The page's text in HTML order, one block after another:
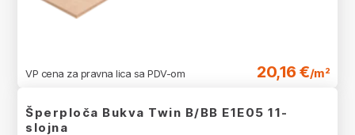
VP cena za pravna lica sa PDV-om 20,16 €/m²
Šperploča Bukva Twin B/BB E1E05 11-
slojna